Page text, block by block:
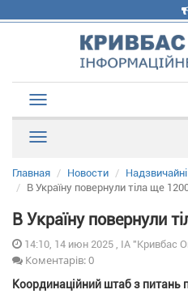
Главная Новости
Надзвичайні
В Україну повернули тіла ще
В Україну повернули
14:10, 14 июн 2025 , ІА "Кривбас
Коментарів: 0
Координаційний штаб з питань